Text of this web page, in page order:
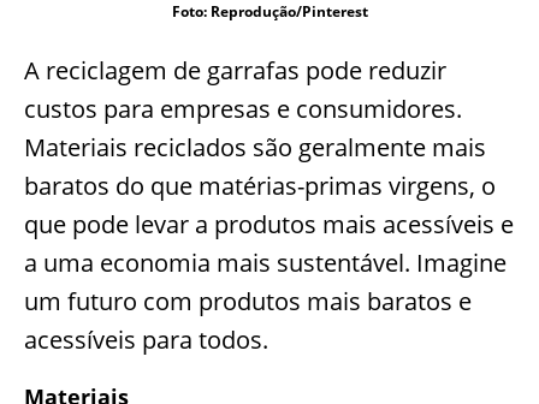
Foto: Reprodução/Pinterest
A reciclagem de garrafas pode reduzir
custos para empresas e consumidores.
Materiais reciclados são geralmente mais
baratos do que matérias-primas virgens, o
que pode levar a produtos mais acessíveis e
a uma economia mais sustentável. Imagine
um futuro com produtos mais baratos e
acessíveis para todos.
Materiais